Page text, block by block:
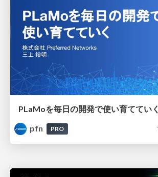
PLaMoを毎日の開発で使い育てていく
pfn
PRO